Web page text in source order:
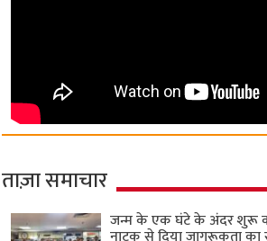
ताज़ा समाचार
जन्म के एक घंटे के अंदर शुरू